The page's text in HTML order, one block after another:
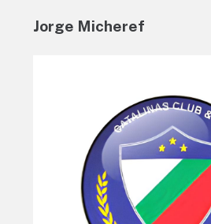
Jorge Micheref